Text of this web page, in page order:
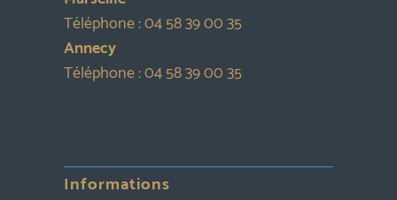
Téléphone :04 58 39 00 35
Annecy
Téléphone :04 58 39 00 35
Informations